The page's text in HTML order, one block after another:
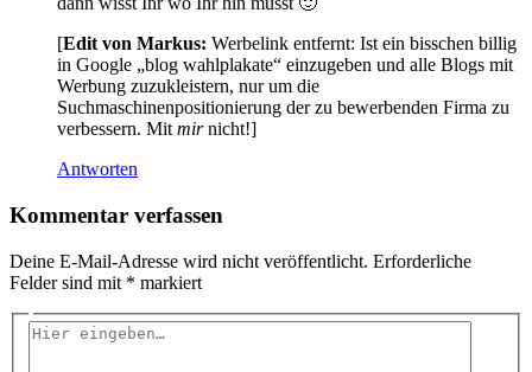
[Edit von Markus: Werbelink entfernt: Ist ein bisschen billig
in Google „blog wahlplakate“ einzugeben und alle Blogs mit
Werbung zuzukleistern, nur um die
Suchmaschinenpositionierung der zu bewerbenden Firma zu
verbessern. Mit mirnicht!]
Antworten
Kommentar verfassen
Deine E-Mail-Adresse wird nicht veröffentlicht. Erforderliche
Felder sind mit * markiert
Hier